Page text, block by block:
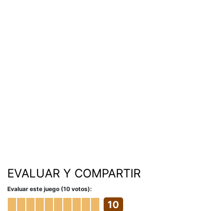
EVALUAR Y COMPARTIR
Evaluar este juego (10 votos):
10